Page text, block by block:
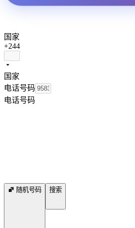
国家
+244
国家
电话号码
电话号码
随机号码 搜索